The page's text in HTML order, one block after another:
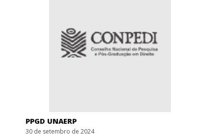
PPGD UNAERP
30 de setembro de 2024